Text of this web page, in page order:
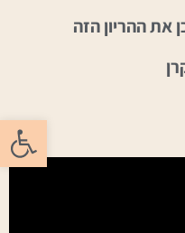
פתח
את ההריון הזה